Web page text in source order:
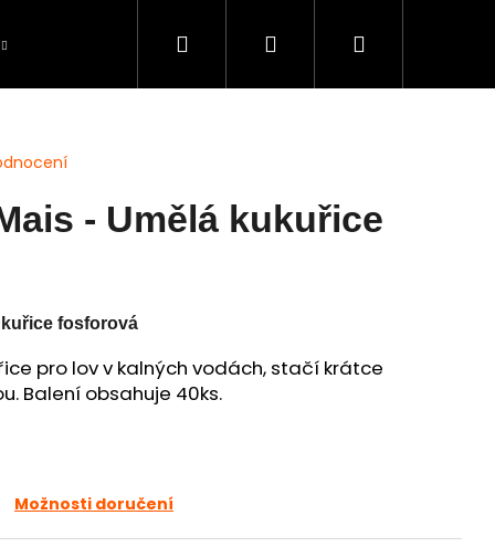
Péče o úlovky BAZAR použité zboží
Hledat PřihlášeníNákupní
- Umělá kukuřice
fosforová
pro lov v kalných vodách, stačí krátce
Balení obsahuje 40ks.
Možnosti doručení